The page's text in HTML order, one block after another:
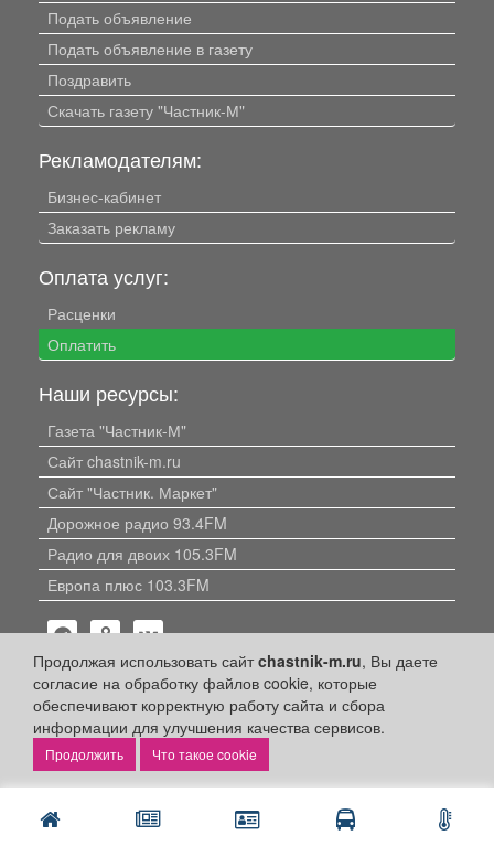
Продолжая использовать сайтchastnik-m.ru, Вы даете
согласие на обработку файлов cookie, которые
обеспечивают корректную работу сайта и сбора
информации для улучшения качества сервисов.
Что такое cookie
Подать объявление
Подать объявление в газету
Поздравить
Скачать газету "Частник-М"
Рекламодателям:
Бизнес-кабинет
Заказать рекламу
Оплата услуг:
Расценки
Оплатить
Наши ресурсы:
Газета "Частник-М"
Сайт chastnik-m.ru
Сайт "Частник. Маркет"
Дорожное радио 93.4FM
Радио для двоих 105.3FM
Европа плюс 103.3FM
Политика конфиденциальности
Публикации с пометкой «Реклама», «На правах рекламы»,
«Партнёрский проект» оплачены рекламодателем.
Редакция сайта не несет ответственности за достоверность
информации, содержащейся в рекламных материалах и